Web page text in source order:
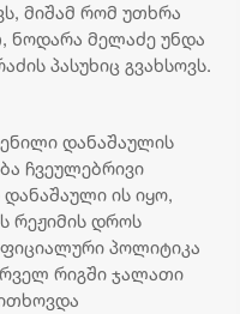
მიშამ რომ უთხრა
ნოდარა მელაძე უნდა
პასუხიც გვახსოვს.
დანაშაულის
ჩვეულებრივი
ის იყო,
რეჟიმის დროს
პოლიტიკა
რიგში ჯალათი